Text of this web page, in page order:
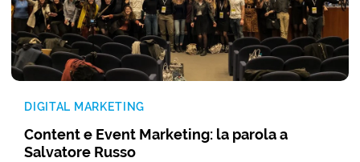
DIGITAL MARKETING
Content e Event Marketing: la parola a
Salvatore Russo